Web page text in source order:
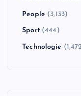
People (3,133)
Sport(444)
Technologie